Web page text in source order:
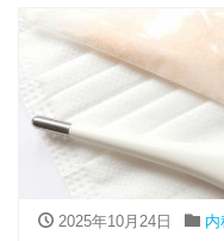
2025年10月24日 内